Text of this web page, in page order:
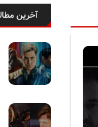
آخرین